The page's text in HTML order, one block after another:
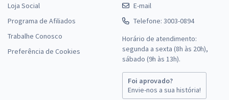
Loja Social
Programa de Afiliados
Trabalhe Conosco
Preferência de Cookies
E-mail
Telefone: 3003-0894
Horário de atendimento:
segunda a sexta (8h às 20h),
sábado (9h às 13h).
Foi aprovado?
Envie-nos a sua história!